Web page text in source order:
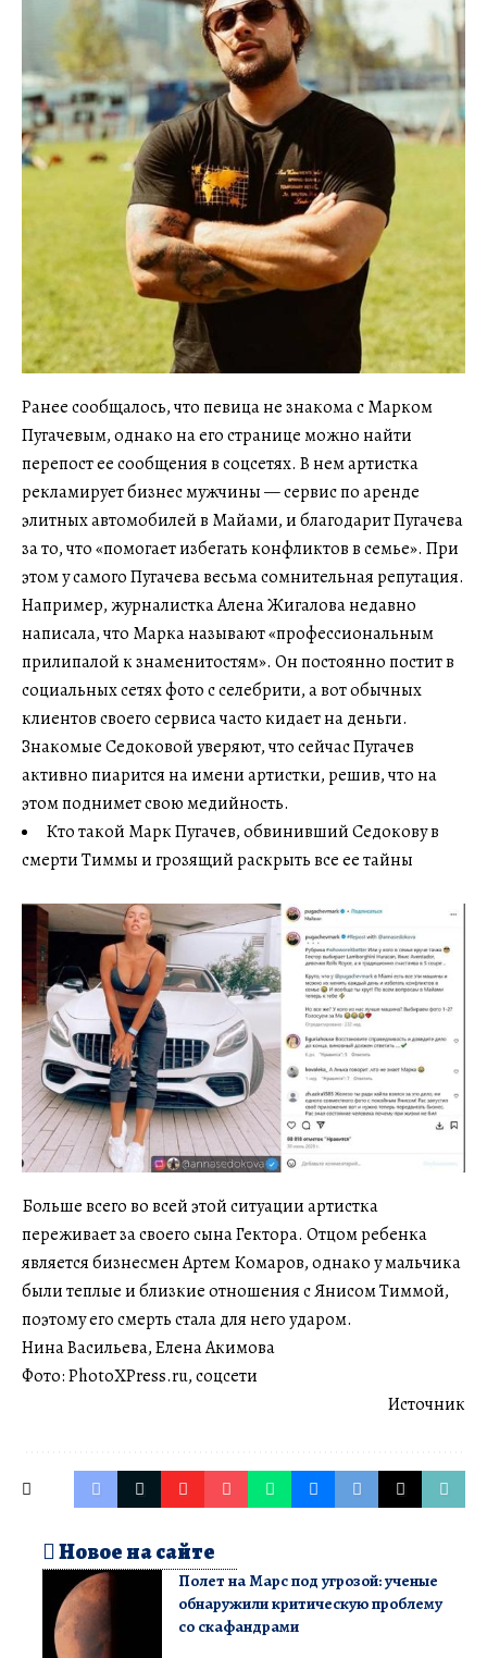
Ранее сообщалось, что певица не знакома с Марком
Пугачевым, однако на его странице можно найти
перепост ее сообщения в соцсетях. В нем артистка
рекламирует бизнес мужчины — сервис по аренде
элитных автомобилей в Майами, и благодарит Пугачева
за то, что «помогает избегать конфликтов в семье». При
этом у самого Пугачева весьма сомнительная репутация.
Например, журналистка Алена Жигалова недавно
написала, что Марка называют «профессиональным
прилипалой к знаменитостям». Он постоянно постит в
социальных сетях фото с селебрити, а вот обычных
клиентов своего сервиса часто кидает на деньги.
Знакомые Седоковой уверяют, что сейчас Пугачев
активно пиарится на имени артистки, решив, что на
этом поднимет свою медийность.
Кто такой Марк Пугачев, обвинивший Седокову в
смерти Тиммы и грозящий раскрыть все ее тайны
Больше всего во всей этой ситуации артистка
переживает за своего сына Гектора. Отцом ребенка
является бизнесмен Артем Комаров, однако у мальчика
были теплые и близкие отношения с Янисом Тиммой,
поэтому его смерть стала для него ударом.
Нина Васильева, Елена Акимова
Фото: PhotoXPress.ru, соцсети
Источник
Новое на сайте
Полет на Марс под угрозой: ученые
обнаружили критическую проблему
со скафандрами